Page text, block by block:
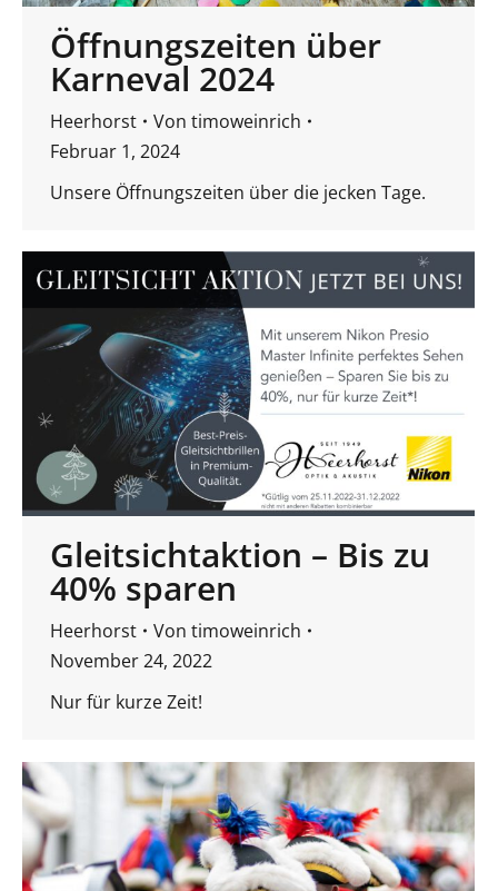
Öffnungszeiten über
Karneval 2024
Heerhorst Von timoweinrich
Februar 1, 2024
Unsere Öffnungszeiten über die jecken Tage.
Gleitsichtaktion – Bis zu
40% sparen
Heerhorst Von timoweinrich
November 24, 2022
Nur für kurze Zeit!